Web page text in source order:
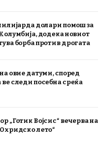
долари помош за
додека новиот
борба против дрогата
овие датуми, според
следи посебна среќа
„Готик Војсис“ вечерва на
лето“